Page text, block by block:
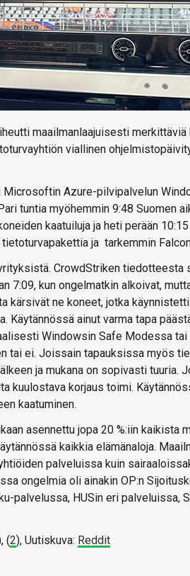
maailmanlaajuisesti
viallinen
Microsoftin Azure-pilvipalvelun
tuntia myöhemmin 9:48 Suomen
kaatuiluja ja heti perään
ja tarkemmin
CrowdStriken tiedotteesta
7:09, kun ongelmatkin alkoivat,
kärsivät ne koneet, jotka
Käytännössä ainut varma tapa
Windowsin Safe Modessa
tai ei. Joissain tapauksissa myös
ja mukana on sopivasti tuuria.
kuulostava korjaus toimi.
kaatuminen.
asennettu jopa 20 %:iin kaikista
kaikkia elämänaloja.
palveluissa kuin
ongelmia oli ainakin OP:n
palvelussa, HUSin eri palveluissa,
(2), Uutiskuva: Reddit